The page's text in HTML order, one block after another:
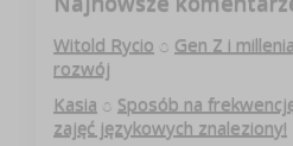
Witold Rycio o Gen Z i
rozwój
Kasia o Sposób na
zajęć językowych znaleziony!